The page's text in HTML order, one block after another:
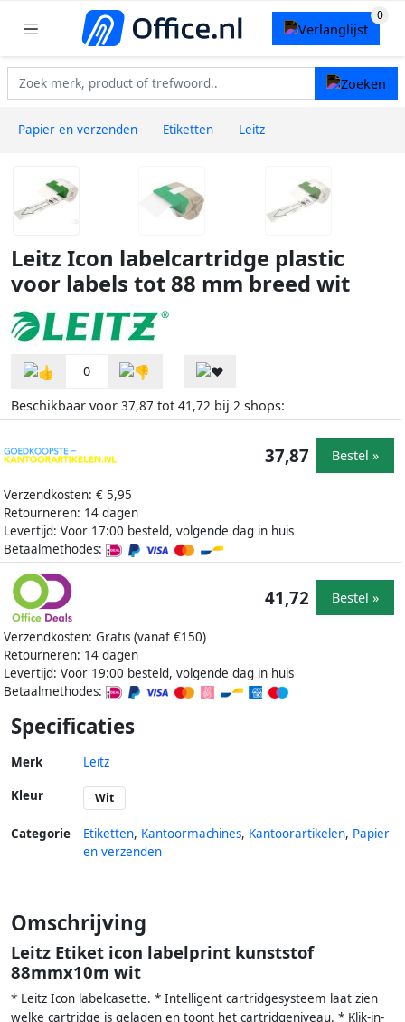
Papier en verzenden Etiketten Leitz
Leitz Icon labelcartridge plastic
voor labels tot 88 mm breed wit
0
Beschikbaar voor 37,87 tot 41,72 bij 2 shops:
Verzendkosten: € 5,95
Retourneren: 14 dagen
Levertijd: Voor 17:00 besteld, volgende dag in huis
Betaalmethodes:
37,87 Bestel »
Verzendkosten: Gratis (vanaf €150)
Retourneren: 14 dagen
Levertijd: Voor 19:00 besteld, volgende dag in huis
Betaalmethodes:
41,72 Bestel »
Specificaties
Merk Leitz
Kleur Wit
Categorie Etiketten, Kantoormachines, Kantoorartikelen, Papier
en verzenden
Omschrijving
Leitz Etiket icon labelprint kunststof
88mmx10m wit
* Leitz Icon labelcasette. * Intelligent cartridgesysteem laat zien
welke cartridge is geladen en toont het cartridgeniveau. * Klik-in-